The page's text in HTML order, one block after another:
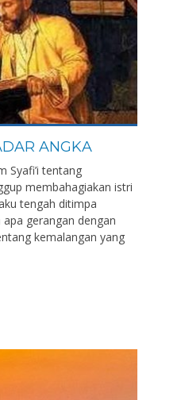
ANGKA
Syafi’i tentang
membahagiakan istri
tengah ditimpa
apa gerangan dengan
kemalangan yang